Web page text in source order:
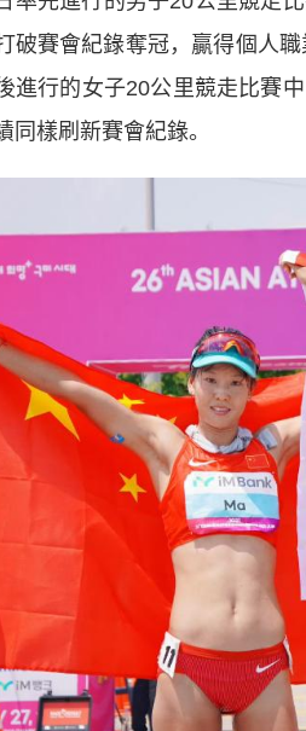
破賽會紀錄奪冠，贏得個人
進行的女子20公里競走比賽
同樣刷新賽會紀錄。